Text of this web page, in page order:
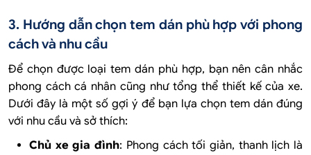
3. Hướng dẫn chọn tem dán phù hợp với phong
cách và nhu cầu
Để chọn được loại tem dán phù hợp, bạn nên cân nhắc
phong cách cá nhân cũng như tổng thể thiết kế của xe.
Dưới đây là một số gợi ý để bạn lựa chọn tem dán đúng
với nhu cầu và sở thích:
Chủ xe gia đình: Phong cách tối giản, thanh lịch là